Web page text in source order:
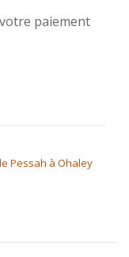
paiement
Pessah à Ohaley